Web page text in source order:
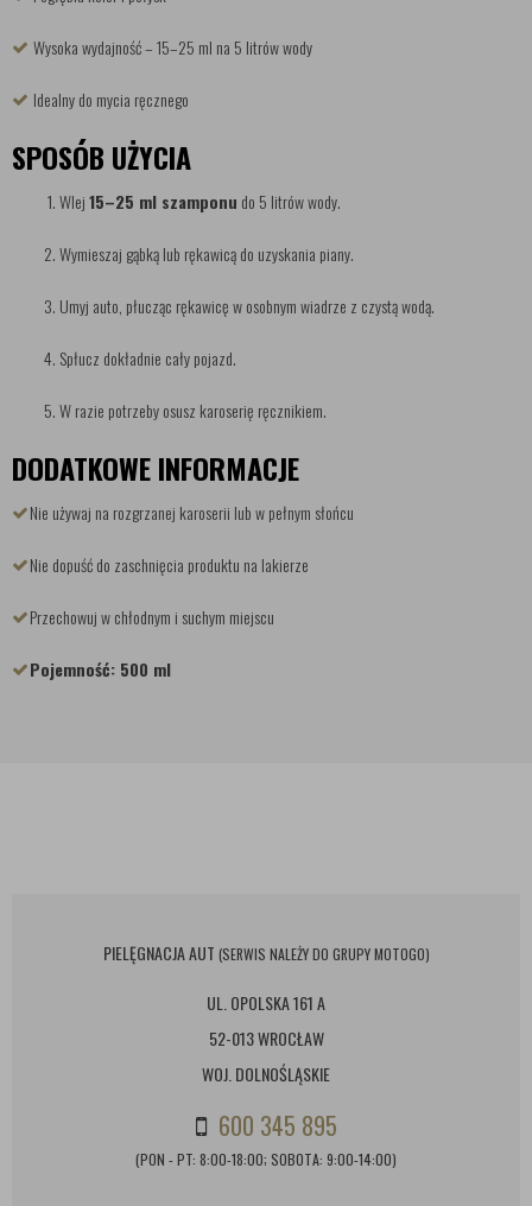
Wysoka wydajność – 15–25 ml na 5 litrów wody
Idealny do mycia ręcznego
SPOSÓB UŻYCIA
Wlej15–25 ml szamponu do 5 litrów wody.
Wymieszaj gąbką lub rękawicą do uzyskania piany.
Umyj auto, płucząc rękawicę w osobnym wiadrze z czystą wodą.
Spłucz dokładnie cały pojazd.
W razie potrzeby osusz karoserię ręcznikiem.
DODATKOWE INFORMACJE
Nie używaj na rozgrzanej karoserii lub w pełnym słońcu
Nie dopuść do zaschnięcia produktu na lakierze
Przechowuj w chłodnym i suchym miejscu
Pojemność: 500 ml
PIELĘGNACJA AUT (SERWIS NALEŻY DO GRUPY MOTOGO)
UL. OPOLSKA 161 A
52-013 WROCŁAW
WOJ. DOLNOŚLĄSKIE
600 345 895
(PON - PT: 8:00-18:00; SOBOTA: 9:00-14:00)